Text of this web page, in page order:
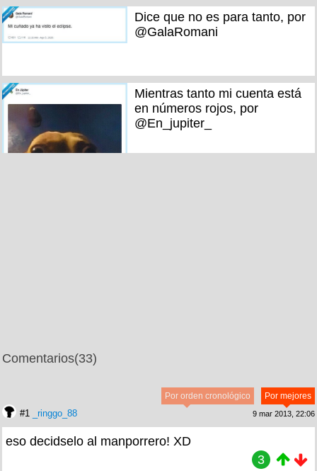
Dice que no es para tanto, por
@GalaRomani
Mientras tanto mi cuenta está
en números rojos, por
@En_jupiter_
Comentarios(33)
Por mejores
Por orden cronológico
#1 _ringgo_88 9 mar 2013, 22:06
eso decidselo al manporrero! XD
3